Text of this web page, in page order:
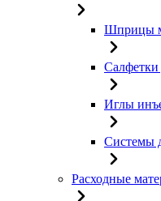
Шприцы
Иглы
Системы
Расходные